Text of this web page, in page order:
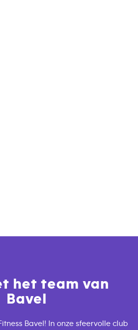
het team van
Bavel
Bavel! In onze sfeervolle club